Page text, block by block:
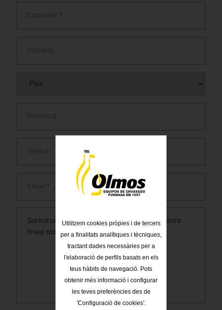
Utilitzem cookies pròpies i de tercers
per a finalitats analítiques i tècniques,
tractant dades necessàries per a
l'elaboració de perfils basats en els
teus hàbits de navegació. Pots
obtenir més informació i configurar
les teves preferències des de
'Configuració de cookies'.